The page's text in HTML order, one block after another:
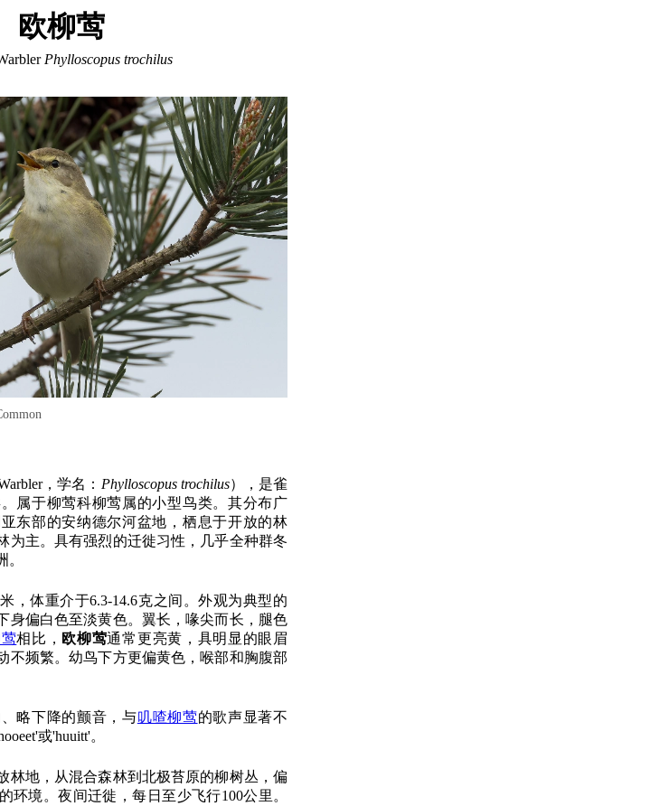
欧柳莺
Phylloscopus trochilus
，学名： Phylloscopus trochilus），是雀
属于柳莺科柳莺属的小型鸟类。其分布广
东部的安纳德尔河盆地，栖息于开放的林
为主。具有强烈的迁徙习性，几乎全种群冬
，体重介于6.3-14.6克之间。外观为典型的
身偏白色至淡黄色。翼长，喙尖而长，腿色
相比， 欧柳莺通常更亮黄，具明显的眼眉
不频繁。幼鸟下方更偏黄色，喉部和胸腹部
略下降的颤音，与叽喳柳莺的歌声显著不
或'huuitt'。
林地，从混合森林到北极苔原的柳树丛，偏
环境。夜间迁徙，每日至少飞行100公里。